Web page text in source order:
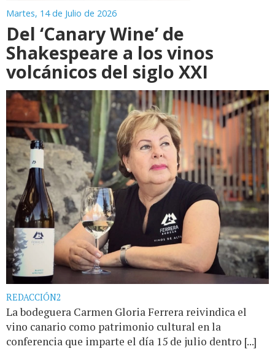
Martes, 14 de Julio de 2026
Del ‘Canary Wine’ de
Shakespeare a los vinos
volcánicos del siglo XXI
REDACCIÓN2
La bodeguera Carmen Gloria Ferrera reivindica el
vino canario como patrimonio cultural en la
conferencia que imparte el día 15 de julio dentro [...]